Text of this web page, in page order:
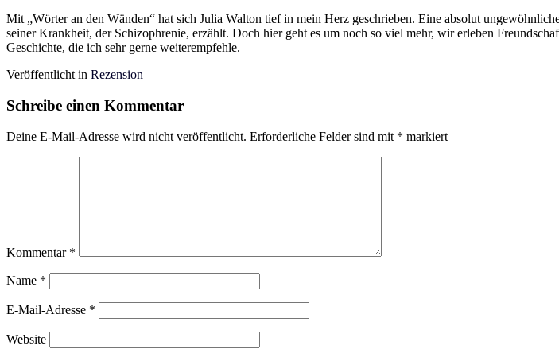
Mit „Wörter an den Wänden“ hat sich Julia Walton tief in mein Herz geschrieben. Eine absolut
seiner Krankheit, der Schizophrenie, erzählt. Doch hier geht es um noch so viel mehr, wir erleben
Geschichte, die ich sehr gerne weiterempfehle.
Veröffentlicht in Rezension
Schreibe einen Kommentar
Deine E-Mail-Adresse wird nicht veröffentlicht. Erforderliche Felder sind mit * markiert
Kommentar *
Name *
E-Mail-Adresse *
Website